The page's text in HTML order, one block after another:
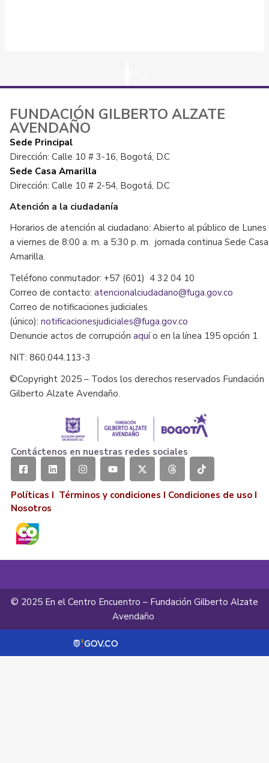
FUNDACIÓN GILBERTO ALZATE
AVENDAÑO
Sede Principal
Dirección: Calle 10 # 3-16, Bogotá, D.C
Sede Casa Amarilla
Dirección: Calle 10 # 2-54, Bogotá, D.C
Atención a la ciudadanía
Horarios de atención al ciudadano: Abierto al público de Lunes
a viernes de 8:00 a. m. a 5:30 p. m. jornada continua Sede Casa
Amarilla.
Teléfono conmutador: +57 (601) 4 32 04 10
Correo de contacto: atencionalciudadano@fuga.gov.co
Correo de notificaciones judiciales
(único): notificacionesjudiciales@fuga.gov.co
Denuncie actos de corrupción aquío en la línea 195 opción 1
NIT: 860.044.113-3
©Copyright 2025 – Todos los derechos reservados Fundación
Gilberto Alzate Avendaño.
Contáctenos en nuestras redes sociales
Políticas I Términos y condiciones I Condiciones de uso I
Nosotros
© 2025 En el Centro Encuentro – Fundación Gilberto Alzate
Avendaño